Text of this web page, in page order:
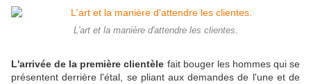
L'art et la manière d'attendre les clientes.
L'arrivée de la première clientèle fait bouger les hommes qui se
présentent derrière l'étal, se pliant aux demandes de l'une et de